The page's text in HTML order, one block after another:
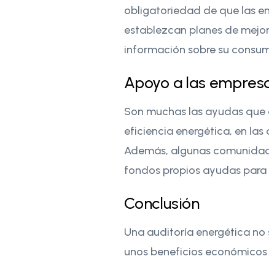
obligatoriedad de que las
establezcan planes de
información sobre su
Apoyo a las
Son muchas las ayudas
eficiencia energética, en
Además, algunas
fondos propios ayudas
Conclusión
Una auditoría energética
unos beneficios